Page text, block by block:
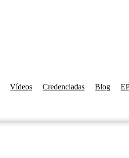
Vídeos Credenciadas Blog